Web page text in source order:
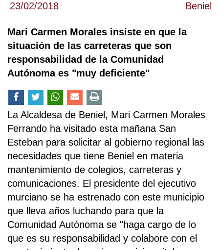
23/02/2018 Beniel
Mari Carmen Morales insiste en que la
situación de las carreteras que son
responsabilidad de la Comunidad
Autónoma es "muy deficiente"
La Alcaldesa de Beniel, Mari Carmen Morales
Ferrando ha visitado esta mañana San
Esteban para solicitar al gobierno regional las
necesidades que tiene Beniel en materia
mantenimiento de colegios, carreteras y
comunicaciones. El presidente del ejecutivo
murciano se ha estrenado con este municipio
que lleva años luchando para que la
Comunidad Autónoma se "haga cargo de lo
que es su responsabilidad y colabore con el